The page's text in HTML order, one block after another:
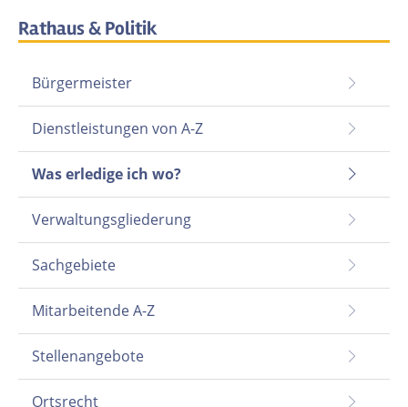
Rathaus & Politik
Bürgermeister
Dienstleistungen von A-Z
Was erledige ich wo?
Verwaltungsgliederung
Sachgebiete
Mitarbeitende A-Z
Stellenangebote
Ortsrecht